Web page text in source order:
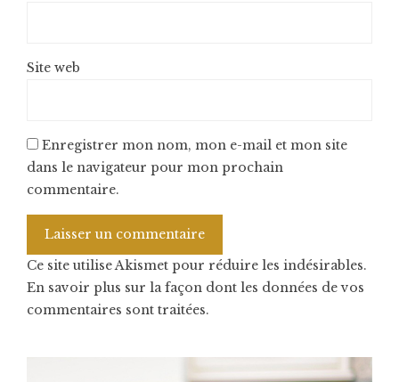
Site web
Enregistrer mon nom, mon e-mail et mon site
dans le navigateur pour mon prochain
commentaire.
Ce site utilise Akismet pour réduire les indésirables.
En savoir plus sur la façon dont les données de vos
commentaires sont traitées.